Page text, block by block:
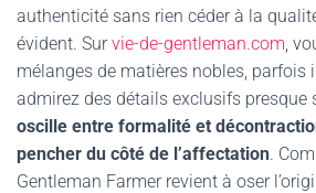
authenticité sans rien céder à la
évident. Survie-de-gentleman.com,
mélanges de matières nobles, parfois
admirez des détails exclusifs presque
oscille entre formalité et
pencher du côté de l’affectation.
Gentleman Farmer revient à oser